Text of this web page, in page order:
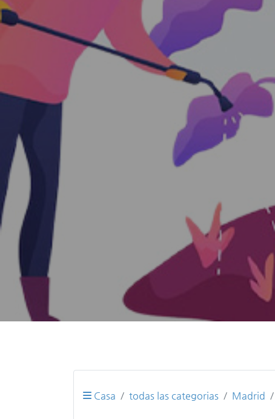
Casa todas las categorias Madrid